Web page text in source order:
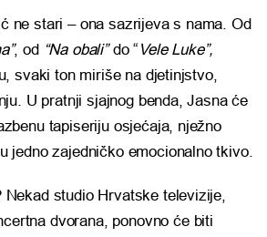
ne stari – ona sazrijeva s nama. Od
, od “Na obali”do “ Vele Luke”,
svaki ton miriše na djetinjstvo,
U pratnji sjajnog benda, Jasna će
tapiseriju osjećaja, nježno
jedno zajedničko emocionalno tkivo.
Nekad studio Hrvatske televizije,
dvorana, ponovno će biti